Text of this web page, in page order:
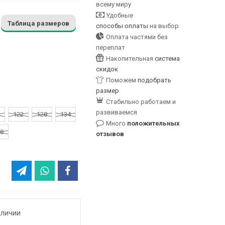
Таблица размеров
122 128 134
всему миру
Удобные
способы оплаты на выбор
Оплата частями без
переплат
Накопительная система
скидок
Поможем подобрать
размер
Стабильно работаем и
развиваемся
Много положительных
отзывов